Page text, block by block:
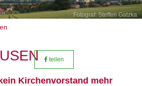
Fotograf: Steffen Gatzka
teilen
Kirchenvorstand mehr